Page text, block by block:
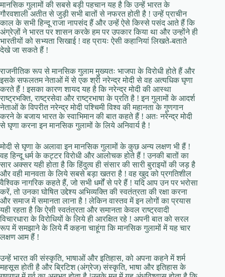
मानसिक गुलामों की सबसे बड़ी पहचान यह है कि उन्हें भारत के
गौरवशाली अतीत से जुड़ी सभी बातों से नफरत होती है ! उन्हें प्राचीन
काल के सभी हिन्दू राजा नापसंद हैं और उन्हें ऐसे किस्से पसंद आते हैं कि
अंग्रेज़ों ने भारत पर शासन करके हम पर उपकार किया था और उन्होंने ही
भारतीयों को सभ्यता सिखाई ! वह प्रायः ऐसी कहानियां लिखते-बताते
देखे जा सकते हैं !
राजनीतिक रूप से मानसिक गुलाम मुख्यतः भाजपा के विरोधी होते हैं और
इसके सफलतम नेताओं में से एक श्री नरेन्द्र मोदी से वह अत्यधिक घृणा
करते हैं ! इसका कारण शायद यह है कि नरेन्द्र मोदी की आस्था
राष्ट्रभक्ति, राष्ट्रसेवा और राष्ट्रभाषा के प्रति है ! इन गुलामों के आदर्श
नेताओं के विपरीत नरेन्द्र मोदी पश्चिमी विश्व की महानता के गुणगान
करने के बजाय भारत के स्वाभिमान की बात कहते हैं ! अतः नरेन्द्र मोदी
से घृणा करना इन मानसिक गुलामों के लिये अनिवार्य है !
मोदी से घृणा के अलावा इन मानसिक गुलामों के कुछ अन्य लक्षण भी हैं !
वह हिन्दू धर्म के कट्टर विरोधी और आलोचक होते हैं ! उनकी बातों का
सार अक्सर यही होता है कि हिंदुत्व ही संसार की सारी बुराइयों की जड़ है
और वही मानवता के लिये सबसे बड़ा खतरा है ! वह खुद को प्रगतिशील
वैश्विक नागरिक कहते हैं, जो सभी धर्मों से परे हैं ! यदि आप उन पर भरोसा
करें, तो उनका घोषित उद्देश्य अभिव्यक्ति की स्वतंत्रता की रक्षा करना
और समाज में समानता लाना है ! लेकिन वास्तव में इन लोगों का प्रयास
यही रहता है कि ऐसी स्वतंत्रता और समानता केवल राष्ट्रवादी
विचारधारा के विरोधियों के लिये ही आरक्षित रहे ! अपनी बात को सरल
रूप में समझाने के लिये मैं कहना चाहूंगा कि मानसिक गुलामों में यह चार
लक्षण आम हैं !
उन्हें भारत की संस्कृति, भाषाओं और इतिहास, को अपना कहने में शर्म
महसूस होती है और ब्रिटिश (अंग्रेज) संस्कृति, भाषा और इतिहास के